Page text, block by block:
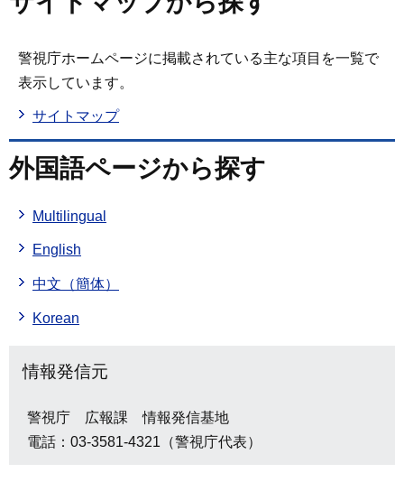
警視庁ホームページに掲載されている主な項目を一覧で
表示しています。
サイトマップ
外国語ページから探す
Multilingual
English
中文（簡体）
Korean
情報発信元
警視庁 広報課 情報発信基地
電話：03-3581-4321（警視庁代表）